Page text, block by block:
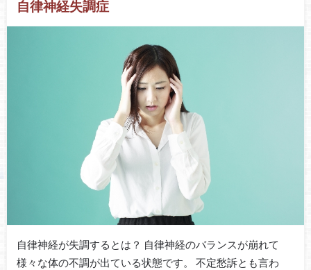
自律神経失調症
自律神経が失調するとは？ 自律神経のバランスが崩れて
様々な体の不調が出ている状態です。 不定愁訴とも言わ